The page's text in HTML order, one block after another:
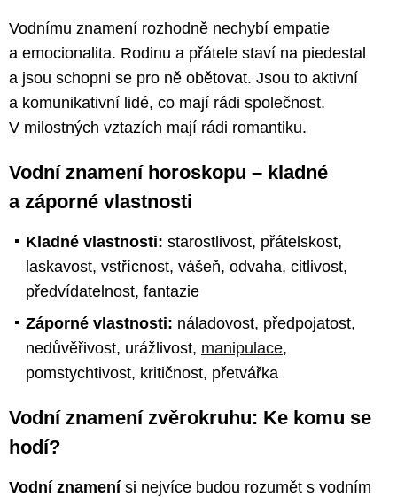
Vodnímu znamení rozhodně nechybí empatie
a emocionalita. Rodinu a přátele staví na piedestal
a jsou schopni se pro ně obětovat. Jsou to aktivní
a komunikativní lidé, co mají rádi společnost.
V milostných vztazích mají rádi romantiku.
Vodní znamení horoskopu – kladné
a záporné vlastnosti
Kladné vlastnosti: starostlivost, přátelskost,
laskavost, vstřícnost, vášeň, odvaha, citlivost,
předvídatelnost, fantazie
Záporné vlastnosti: náladovost, předpojatost,
nedůvěřivost, urážlivost, manipulace,
pomstychtivost, kritičnost, přetvářka
Vodní znamení zvěrokruhu: Ke komu se
hodí?
Vodní znamenísi nejvíce budou rozumět s vodním